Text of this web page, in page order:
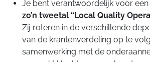
Je bent verantwoordelijk voor een
zo’n tweetal “Local Quality
Zij roteren in de verschillende
van de krantenverdeling op te
samenwerking met de